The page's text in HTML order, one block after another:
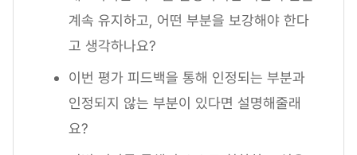
계속 유지하고, 어떤 부분을 보강해야 한다
고 생각하나요?
이번 평가 피드백을 통해 인정되는 부분과
인정되지 않는 부분이 있다면 설명해줄래
요?